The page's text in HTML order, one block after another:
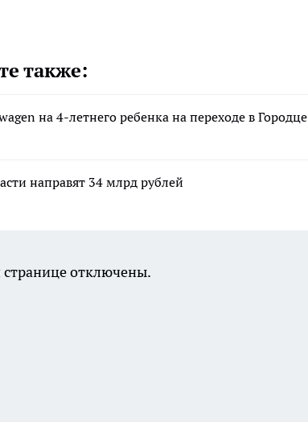
также:
на 4-летнего ребенка на переходе в Городце
направят 34 млрд рублей
отключены.